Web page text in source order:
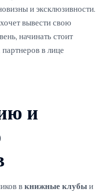
и эксклюзивности.
вывести свою
начинать стоит
в лице
и
в книжные клубы и